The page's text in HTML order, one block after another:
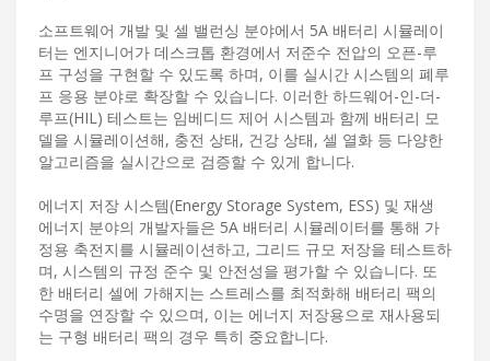
소프트웨어 개발 및 셀 밸런싱 분야에서 5A 배터리 시뮬레이
터는 엔지니어가 데스크톱 환경에서 저준수 전압의 오픈-루
프 구성을 구현할 수 있도록 하며, 이를 실시간 시스템의 폐루
프 응용 분야로 확장할 수 있습니다. 이러한 하드웨어-인-더-
루프(HIL) 테스트는 임베디드 제어 시스템과 함께 배터리 모
델을 시뮬레이션해, 충전 상태, 건강 상태, 셀 열화 등 다양한
알고리즘을 실시간으로 검증할 수 있게 합니다.
에너지 저장 시스템(Energy Storage System, ESS) 및 재생
에너지 분야의 개발자들은 5A 배터리 시뮬레이터를 통해 가
정용 축전지를 시뮬레이션하고, 그리드 규모 저장을 테스트하
며, 시스템의 규정 준수 및 안전성을 평가할 수 있습니다. 또
한 배터리 셀에 가해지는 스트레스를 최적화해 배터리 팩의
수명을 연장할 수 있으며, 이는 에너지 저장용으로 재사용되
는 구형 배터리 팩의 경우 특히 중요합니다.